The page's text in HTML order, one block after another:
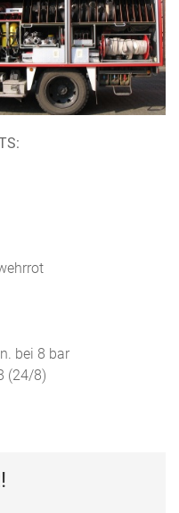
bei 8 bar
(24/8)